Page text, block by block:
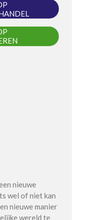
nieuwe
wel of niet kan
nieuwe manier
wereld te